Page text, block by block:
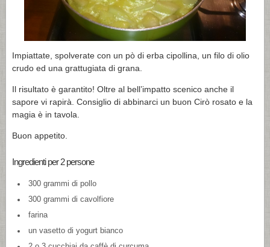
Impiattate, spolverate con un pò di erba cipollina, un filo di olio
crudo ed una grattugiata di grana.
Il risultato è garantito! Oltre al bell’impatto scenico anche il
sapore vi rapirà. Consiglio di abbinarci un buon Cirò rosato e la
magia è in tavola.
Buon appetito.
Ingredienti per 2 persone
300 grammi di pollo
300 grammi di cavolfiore
farina
un vasetto di yogurt bianco